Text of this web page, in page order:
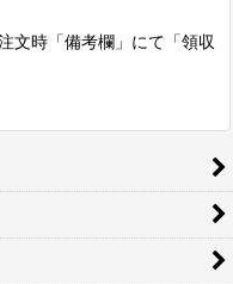
文時「備考欄」にて「領収